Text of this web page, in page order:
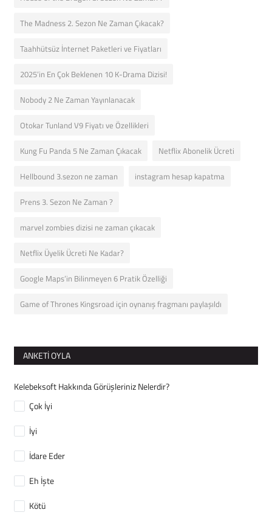
The Madness 2. Sezon Ne Zaman Çıkacak?
Taahhütsüz İnternet Paketleri ve Fiyatları
2025’in En Çok Beklenen 10 K-Drama Dizisi!
Nobody 2 Ne Zaman Yayınlanacak
Otokar Tunland V9 Fiyatı ve Özellikleri
Kung Fu Panda 5 Ne Zaman Çıkacak Netflix Abonelik Ücreti
Hellbound 3.sezon ne zaman instagram hesap kapatma
Prens 3. Sezon Ne Zaman ?
marvel zombies dizisi ne zaman çıkacak
Netflix Üyelik Ücreti Ne Kadar?
Google Maps’in Bilinmeyen 6 Pratik Özelliği
Game of Thrones Kingsroad için oynanış fragmanı paylaşıldı
ANKETI OYLA
Kelebeksoft Hakkında Görüşleriniz Nelerdir?
Çok İyi
İyi
İdare Eder
Eh İşte
Kötü